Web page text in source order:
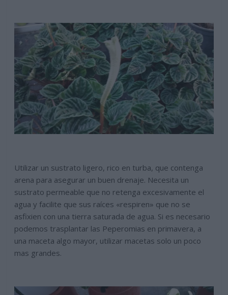
Utilizar un sustrato ligero, rico en turba, que contenga
arena para asegurar un buen drenaje. Necesita un
sustrato permeable que no retenga excesivamente el
agua y facilite que sus raíces «respiren» que no se
asfixien con una tierra saturada de agua. Si es necesario
podemos trasplantar las Peperomias en primavera, a
una maceta algo mayor, utilizar macetas solo un poco
mas grandes.